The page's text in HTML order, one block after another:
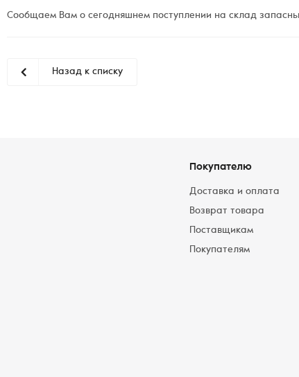
Сообщаем Вам о сегодняшнем поступлении на склад
Назад к списку
Покупателю
Доставка и оплата
Возврат товара
Поставщикам
Покупателям